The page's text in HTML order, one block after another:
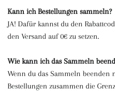
Kann ich Bestellungen sammeln?
JA! Dafür kannst du den
den Versand auf 0€ zu setzen.
Wie kann ich das Sammeln
Wenn du das Sammeln beenden
Bestellungen zusammen die